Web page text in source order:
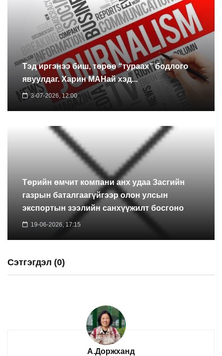
Тэд иргэнээ биш, төрөө “тураах” бодлого
явуулдаг. Харин МАНай хэд...
3-07-2026, 12:00
Төрийн өмчит компани анх удаа Засгийн
газрын баталгаагүйгээр олон улсын
экспортын зээлийн санхүүжилт босгоно
19-06-2026, 17:15
Сэтгэгдэл (0)
А.Доржханд